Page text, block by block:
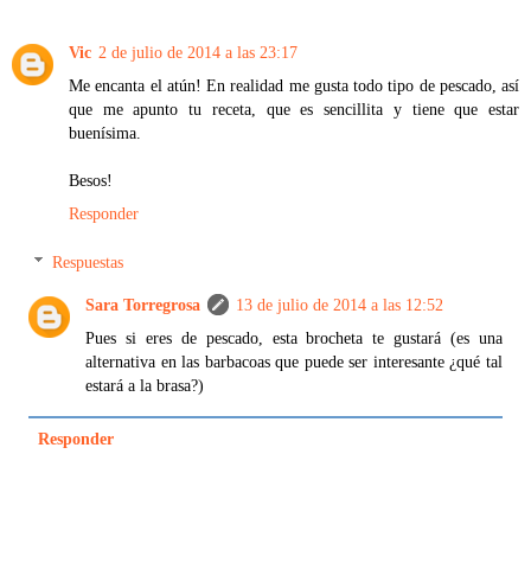
Vic 2 de julio de 2014 a las 23:17
Me encanta el atún! En realidad me gusta todo tipo de pescado, así
que me apunto tu receta, que es sencillita y tiene que estar
buenísima.
Besos!
Responder
Respuestas
Sara Torregrosa
13 de julio de 2014 a las 12:52
Pues si eres de pescado, esta brocheta te gustará (es una
alternativa en las barbacoas que puede ser interesante ¿qué tal
estará a la brasa?)
Responder